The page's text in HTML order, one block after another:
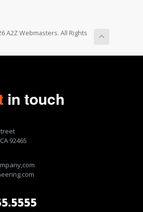
A2Z Webmasters. All Rights
in touch
92465